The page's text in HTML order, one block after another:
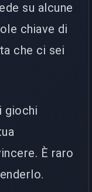
su alcune
chiave di
che ci sei
giochi
È raro